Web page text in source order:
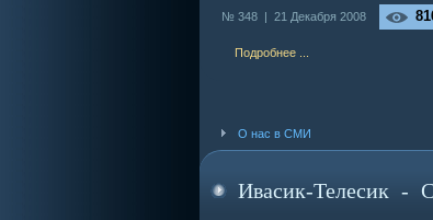
№ 348 | 21 Декабря 2008
Подробнее ...
О нас в СМИ
Ивасик-Телесик -